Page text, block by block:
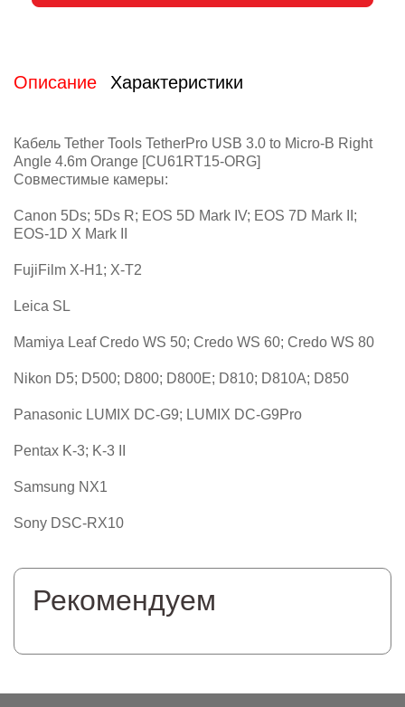
Описание Характеристики
Кабель Tether Tools TetherPro USB 3.0 to Micro-B Right
Angle 4.6m Orange [CU61RT15-ORG]
Совместимые камеры:
Canon 5Ds; 5Ds R; EOS 5D Mark IV; EOS 7D Mark II;
EOS-1D X Mark II
FujiFilm X-H1; X-T2
Leica SL
Mamiya Leaf Credo WS 50; Credo WS 60; Credo WS 80
Nikon D5; D500; D800; D800E; D810; D810A; D850
Panasonic LUMIX DC-G9; LUMIX DC-G9Pro
Pentax K-3; K-3 II
Samsung NX1
Sony DSC-RX10
Рекомендуем